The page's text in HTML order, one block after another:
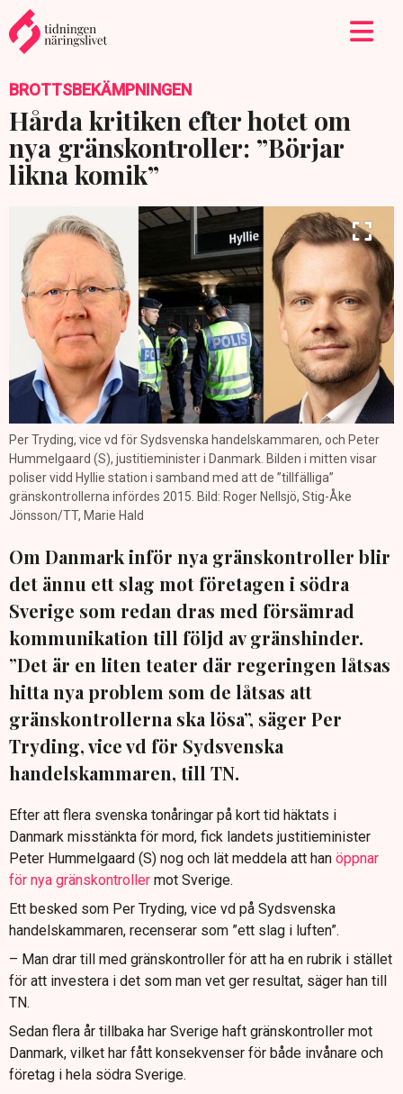
BROTTSBEKÄMPNINGEN
Hårda kritiken efter hotet om
nya gränskontroller: ”Börjar
likna komik”
Per Tryding, vice vd för Sydsvenska handelskammaren, och Peter
Hummelgaard (S), justitieminister i Danmark. Bilden i mitten visar
poliser vidd Hyllie station i samband med att de ”tillfälliga”
gränskontrollerna infördes 2015. Bild: Roger Nellsjö, Stig-Åke
Jönsson/TT, Marie Hald
Om Danmark inför nya gränskontroller blir
det ännu ett slag mot företagen i södra
Sverige som redan dras med försämrad
kommunikation till följd av gränshinder.
”Det är en liten teater där regeringen låtsas
hitta nya problem som de låtsas att
gränskontrollerna ska lösa”, säger Per
Tryding, vice vd för Sydsvenska
handelskammaren, till TN.
Efter att flera svenska tonåringar på kort tid häktats i
Danmark misstänkta för mord, fick landets justitieminister
Peter Hummelgaard (S) nog och lät meddela att han öppnar
för nya gränskontroller mot Sverige.
Ett besked som Per Tryding, vice vd på Sydsvenska
handelskammaren, recenserar som ”ett slag i luften”.
– Man drar till med gränskontroller för att ha en rubrik i stället
för att investera i det som man vet ger resultat, säger han till
TN.
Sedan flera år tillbaka har Sverige haft gränskontroller mot
Danmark, vilket har fått konsekvenser för både invånare och
företag i hela södra Sverige.